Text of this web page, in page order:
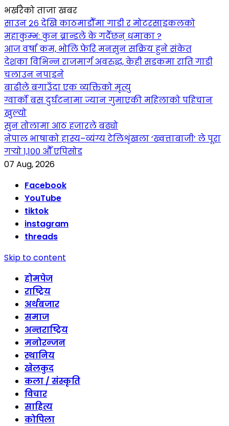
भर्खरैको ताजा खबर
साउन २६ देखि काठमाडौँमा गाडी र मोटरसाइकलको
महाकुम्भ: कुन ब्रान्डले के गर्दैछन् धमाका ?
आज वर्षा कम, भोलि फेरि मनसुन सक्रिय हुने संकेत
देशका विभिन्न राजमार्ग अवरुद्ध, केही सडकमा राति गाडी
चलाउन नपाइने
बाढीले बगाउँदा एक व्यक्तिको मृत्यु
ग्वार्को बस दुर्घटनामा ज्यान गुमाएकी महिलाको पहिचान
खुल्यो
सुन तोलामा आठ हजारले बढ्यो
नेपाल भाषाको हास्य–व्यंग्य टेलिशृंखला ‘ख्वत्ताबाजी’ ले पूरा
गर्‍यो १,१०० औँ एपिसोड
07 Aug, 2026
Facebook
YouTube
tiktok
instagram
threads
Skip to content
होमपेज
राष्ट्रिय
अर्थबजार
समाज
अन्तराष्ट्रिय
मनोरन्जन
स्थानिय
खेलकुद
कला / संस्कृति
विचार
साहित्य
कोपिला